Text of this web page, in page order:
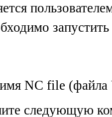
NC file
следующую